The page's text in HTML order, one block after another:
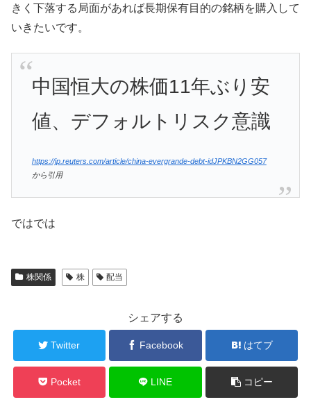
きく下落する局面があれば長期保有目的の銘柄を購入して
いきたいです。
中国恒大の株価11年ぶり安
値、デフォルトリスク意識
https://jp.reuters.com/article/china-evergrande-debt-idJPKBN2GG057
から引用
ではでは
株関係 株 配当
シェアする
Twitter Facebook はてブ
Pocket LINE コピー